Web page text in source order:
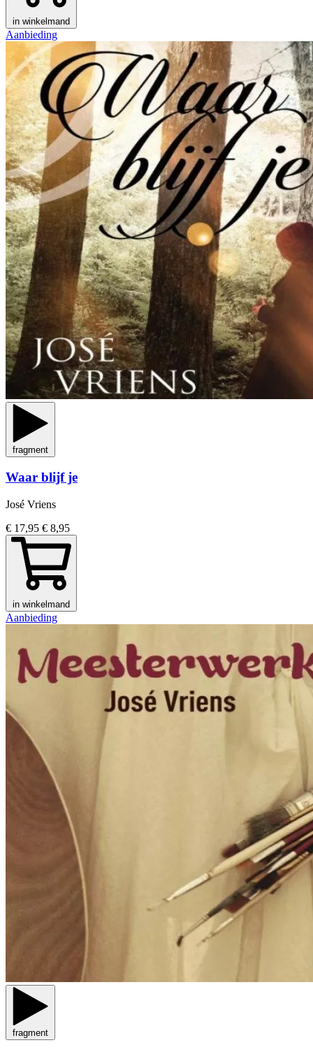
in winkelmand
Aanbieding
fragment
Waar blijf je
José Vriens
€ 17,95 € 8,95
in winkelmand
Aanbieding
fragment